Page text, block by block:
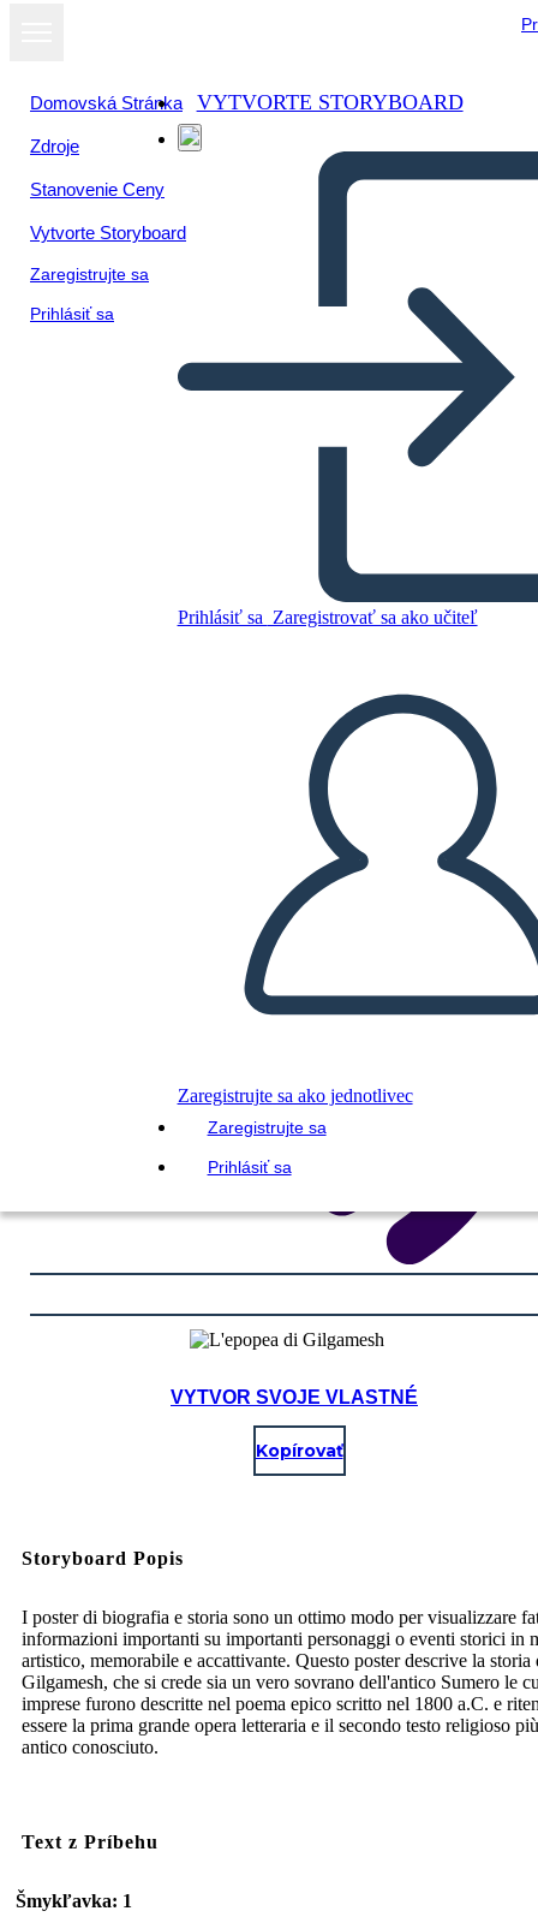
Domovská Stránka
Zdroje
Stanovenie Ceny
Vytvorte Storyboard
Zaregistrujte sa
Prihlásiť sa
VYTVORTE STORYBOARD
Prihlásiť sa Zaregistrovať sa ako učiteľ
Zaregistrujte sa ako jednotlivec
Zaregistrujte sa
Prihlásiť sa
PREHRAŤ PREZENTÁCIU
ČÍTAJ MI
VYTVOR SVOJE VLASTNÉ
Kopírovať
Storyboard Popis
I poster di biografia e storia sono un ottimo modo per visualizzare
informazioni importanti su importanti personaggi o eventi storici in
artistico, memorabile e accattivante. Questo poster descrive la storia
Gilgamesh, che si crede sia un vero sovrano dell'antico Sumero le
imprese furono descritte nel poema epico scritto nel 1800 a.C. e
essere la prima grande opera letteraria e il secondo testo religioso più
antico conosciuto.
Text z Príbehu
Šmykľavka: 1